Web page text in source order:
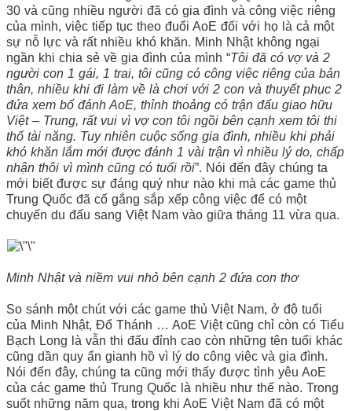
30 và cũng nhiều người đã có gia đình và công việc riêng
của mình, việc tiếp tục theo đuổi AoE đối với họ là cả một
sự nỗ lực và rất nhiều khó khăn. Minh Nhật không ngại
ngần khi chia sẻ về gia đình của mình “Tôi đã có vợ và 2
người con 1 gái, 1 trai, tôi cũng có công việc riêng của bản
thân, nhiều khi đi làm về là chơi với 2 con và thuyết phục 2
đứa xem bố đánh AoE, thỉnh thoảng có trận đấu giao hữu
Việt – Trung, rất vui vì vợ con tôi ngồi bên cạnh xem tôi thi
thố tài năng. Tuy nhiên cuộc sống gia đình, nhiều khi phải
khó khăn lắm mới được đánh 1 vài trận vì nhiều lý do, chấp
nhận thôi vì mình cũng có tuổi rồi”. Nói đến đây chúng ta
mới biết được sự đáng quý như nào khi mà các game thủ
Trung Quốc đã cố gắng sắp xếp công việc để có một
chuyến du đấu sang Việt Nam vào giữa tháng 11 vừa qua.
Minh Nhật và niềm vui nhỏ bên cạnh 2 đứa con thơ
So sánh một chút với các game thủ Việt Nam, ở độ tuổi
của Minh Nhật, Đổ Thánh … AoE Việt cũng chỉ còn có Tiểu
Bạch Long là vẫn thi đấu đỉnh cao còn những tên tuổi khác
cũng dần quy ẩn gianh hồ vì lý do công việc và gia đình.
Nói đến đây, chúng ta cũng mới thấy được tình yêu AoE
của các game thủ Trung Quốc là nhiều như thế nào. Trong
suốt những năm qua, trong khi AoE Việt Nam đã có một